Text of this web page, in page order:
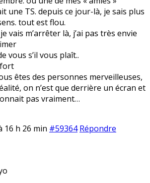
une TS. depuis ce jour-là, je sais plus
tout est flou.
vais m’arrêter là, j’ai pas très envie
vous s’il vous plaît..
êtes des personnes merveilleuses,
on n’est que derrière un écran et
pas vraiment…
16 h 26 min #59364 Répondre